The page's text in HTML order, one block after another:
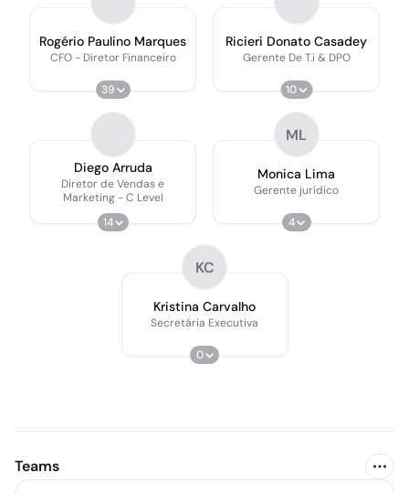
Rogério Paulino Marques
CFO - Diretor Financeiro
39
Ricieri Donato Casadey
Gerente De T.i & DPO
10
Diego Arruda
Diretor de Vendas e
Marketing - C Level
14
ML
Monica Lima
Gerente jurídico
4
KC
Kristina Carvalho
Secretária Executiva
0
Teams